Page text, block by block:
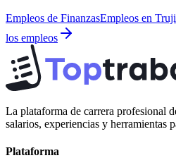
Empleos de FinanzasEmpleos en
los empleos
La plataforma de carrera profesional
salarios, experiencias y herramientas
Plataforma